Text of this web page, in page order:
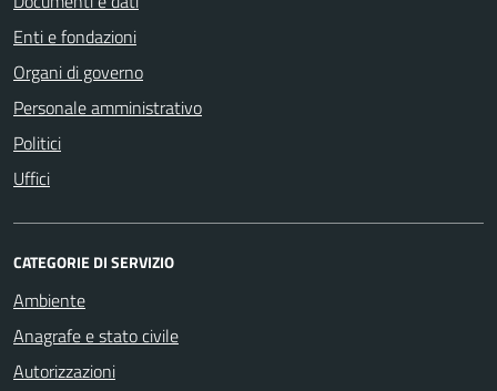
Enti e fondazioni
Organi di governo
Personale amministrativo
Politici
Uffici
CATEGORIE DI SERVIZIO
Ambiente
Anagrafe e stato civile
Autorizzazioni